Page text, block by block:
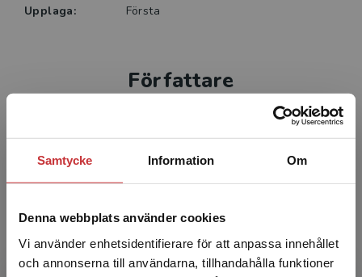
Samtycke Information Om
Denna webbplats använder cookies
Vi använder enhetsidentifierare för att anpassa innehållet
och annonserna till användarna, tillhandahålla funktioner
Upplaga:
Första
Författare
Anne-Charlotte Carlsson
Anne-Charlotte Carlsson har mångårig